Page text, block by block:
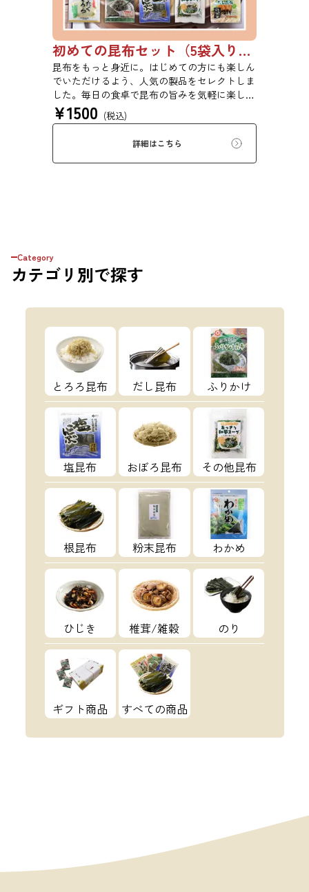
初めての昆布セット（5袋入り）【初回購入は20％OFF】
昆布をもっと身近に。はじめての方にも楽しん
でいただけるよう、人気の製品をセレクトしま
した。毎日の食卓で昆布の旨みを気軽に楽しめ
る、バラエティ豊かなセットです。ご自宅用は
もちろん、ちょっとしたご挨拶や贈り物にもど
うぞ。 ※本商品はギフト仕様の化粧箱ではな
く、簡易ダンボール梱包でのお届けとなりま
す。贈答用をご希望の方は、あらかじめご留意
¥1500 (税込)
詳細はこちら
Category
カテゴリ 別で探す
とろろ昆布 だし昆布 ふりかけ
塩昆布 おぼろ昆布 その他昆布
根昆布 粉末昆布 わかめ
ひじき 椎茸/雑穀 のり
ギフト商品 すべての商品